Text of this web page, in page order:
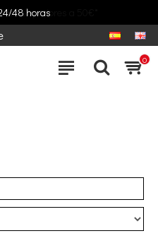
superiores a 50€*
48 horas
0